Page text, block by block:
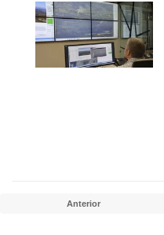
Anterior